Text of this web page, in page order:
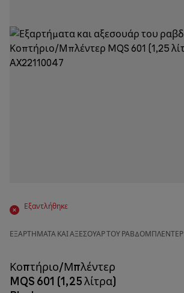
Εξαντλήθηκε
ΕΞΑΡΤΉΜΑΤΑ ΚΑΙ ΑΞΕΣΟΥΆΡ ΤΟΥ ΡΑΒΔΟΜΠΛΈΝΤΕΡ
Κοπτήριο/Μπλέντερ
MQS 601 (1,25 λίτρα)